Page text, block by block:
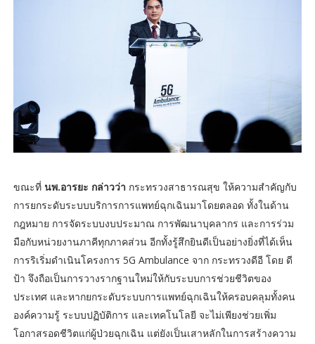
ขณะที่ นพ.อารยะ กล่าวว่า กระทรวงสาธารณสุข ให้ความสำคัญกับ
การยกระดับระบบบริการการแพทย์ฉุกเฉินมาโดยตลอด ทั้งในด้าน
กฎหมาย การจัดระบบงบประมาณ การพัฒนาบุคลากร และการร่วม
มือกับหน่วยงานภาคีทุกภาคส่วน อีกทั้งรู้สึกยินดีเป็นอย่างยิ่งที่ได้เห็น
การริเริ่มดำเนินโครงการ 5G Ambulance จาก กระทรวงดีอี โดย ดี
ป้า จึงถือเป็นการวางรากฐานใหม่ให้กับระบบการช่วยชีวิตของ
ประเทศ และหากยกระดับระบบการแพทย์ฉุกเฉินให้ครอบคลุมทั้งคน
องค์ความรู้ ระบบปฏิบัติการ และเทคโนโลยี จะไม่เพียงช่วยเพิ่ม
โอกาสรอดชีวิตแก่ผู้ป่วยฉุกเฉิน แต่ยังเป็นเสาหลักในการสร้างความ